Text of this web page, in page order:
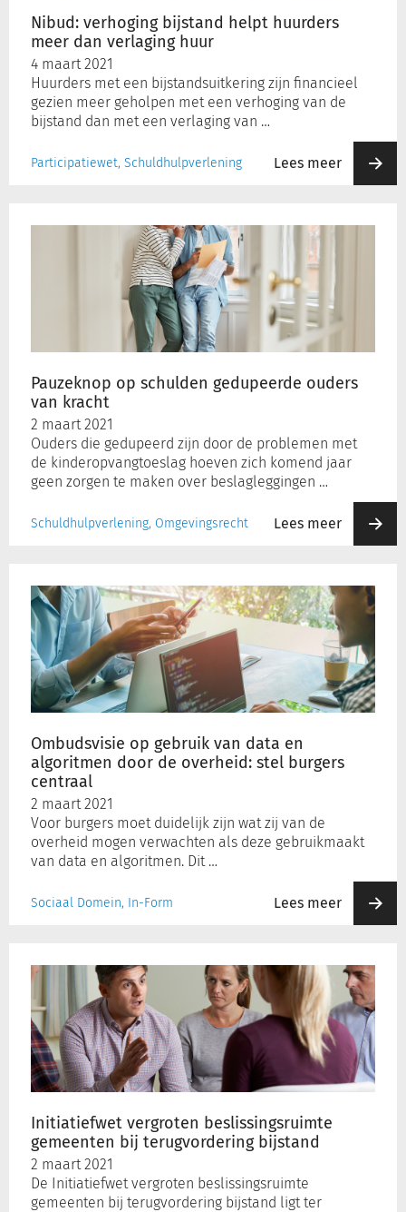
Registreren
Nibud: verhoging bijstand helpt huurders
meer dan verlaging huur
4 maart 2021
Huurders met een bijstandsuitkering zijn financieel
gezien meer geholpen met een verhoging van de
bijstand dan met een verlaging van …
Participatiewet, Schuldhulpverlening Lees meer
huur
Pauzeknop op schulden gedupeerde ouders
van kracht
2 maart 2021
Ouders die gedupeerd zijn door de problemen met
de kinderopvangtoeslag hoeven zich komend jaar
geen zorgen te maken over beslagleggingen …
Schuldhulpverlening, Omgevingsrecht Lees meer
Ombudsvisie op gebruik van data en
algoritmen door de overheid: stel burgers
centraal
2 maart 2021
Voor burgers moet duidelijk zijn wat zij van de
overheid mogen verwachten als deze gebruikmaakt
van data en algoritmen. Dit …
Sociaal Domein, In-Form Lees meer
gebruik
van
data
algoritmen
door
overheid:
stel
burgers
centraal
Initiatiefwet vergroten beslissingsruimte
gemeenten bij terugvordering bijstand
2 maart 2021
De Initiatiefwet vergroten beslissingsruimte
gemeenten bij terugvordering bijstand ligt ter
vergroten
beslissingsruimte
gemeenten
terugvordering
bijstand